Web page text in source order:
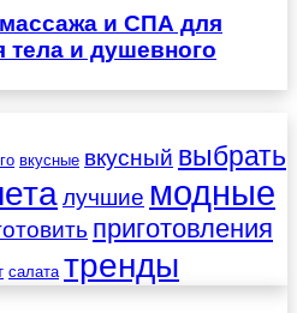
массажа и СПА для
тела и душевного
вкусные вкусный выбрать
лучшие модные
приготовления
салата тренды